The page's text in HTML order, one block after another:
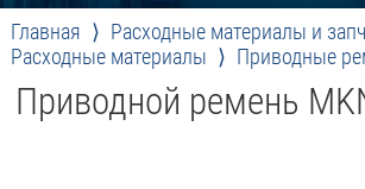
Главная
Расходные материалы и
Расходные материалы
Приводные
Приводной ремень